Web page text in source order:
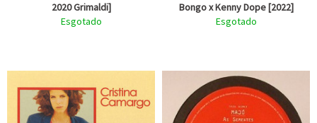
2020 Grimaldi]
Esgotado
Bongo x Kenny Dope [2022]
Esgotado